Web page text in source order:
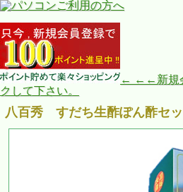
← ←←新規
クして下さい。
八百秀 すだち生酢ぽん酢セッ